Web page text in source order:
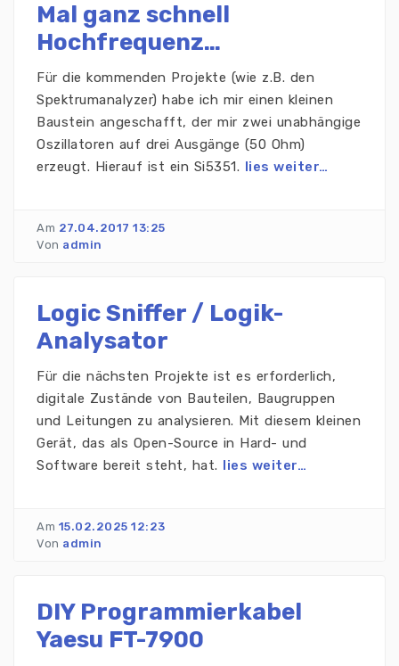
Mal ganz schnell
Hochfrequenz…
Für die kommenden Projekte (wie z.B. den
Spektrumanalyzer) habe ich mir einen kleinen
Baustein angeschafft, der mir zwei unabhängige
Oszillatoren auf drei Ausgänge (50 Ohm)
erzeugt. Hierauf ist ein Si5351. lies weiter…
Am 27.04.2017 13:25
Von admin
Logic Sniffer / Logik-
Analysator
Für die nächsten Projekte ist es erforderlich,
digitale Zustände von Bauteilen, Baugruppen
und Leitungen zu analysieren. Mit diesem kleinen
Gerät, das als Open-Source in Hard- und
Software bereit steht, hat. lies weiter…
Am 15.02.2025 12:23
Von admin
DIY Programmierkabel
Yaesu FT-7900